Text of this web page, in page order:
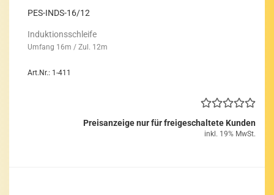
PES-​INDS-​16/12
In­duk­ti­ons­schlei­fe
Um­fang 16m / Zul. 12m
Art.Nr.: 1-411
Preisanzeige nur für freigeschaltete Kunden
inkl. 19% MwSt.